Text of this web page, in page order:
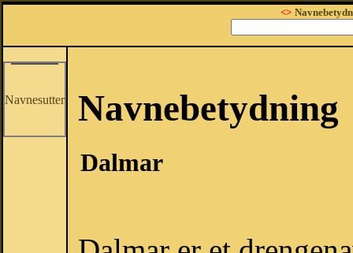
<>
Navnesutter Navnebetydning
Dalmar